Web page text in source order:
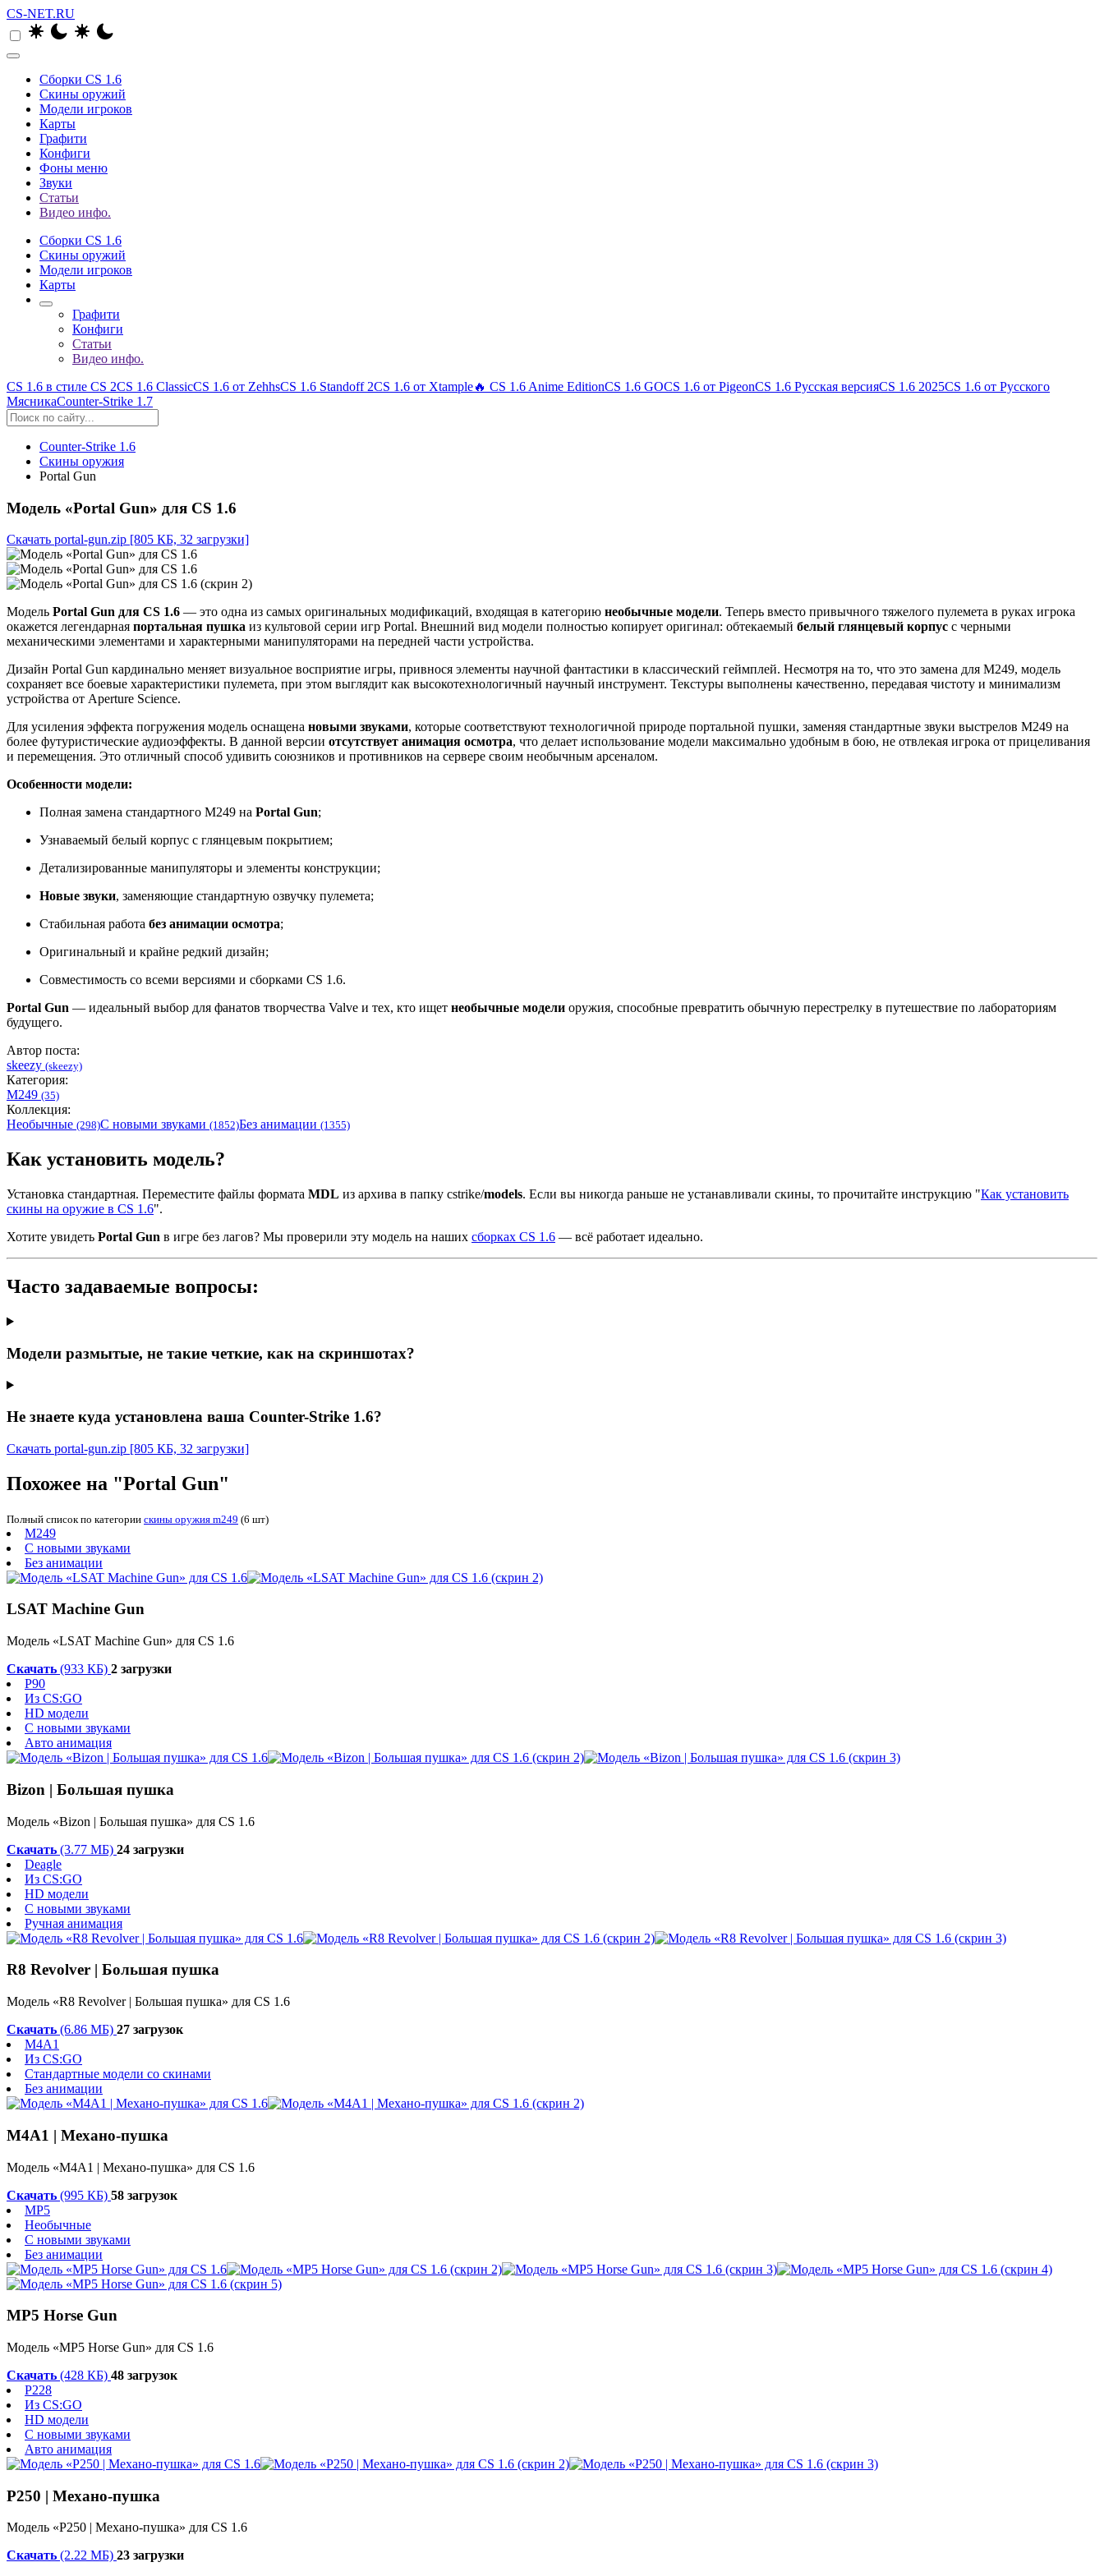
CS-NET.RU
Сборки CS 1.6
Скины оружий
Модели игроков
Карты
Графити
Конфиги
Фоны меню
Звуки
Статьи
Видео инфо.
Сборки CS 1.6
Скины оружий
Модели игроков
Карты
Графити
Конфиги
Статьи
Видео инфо.
CS 1.6 в стиле CS 2CS 1.6 ClassicCS 1.6 от ZehhsCS 1.6 Standoff 2CS 1.6 от Xtample🔥 CS 1.6 Anime EditionCS 1.6 GOCS 1.6 от PigeonCS 1.6 Русская версияCS 1.6 2025CS 1.6 от Русского
МясникаCounter-Strike 1.7
Counter-Strike 1.6
Скины оружия
Portal Gun
Модель «Portal Gun» для CS 1.6
Скачать portal-gun.zip [805 КБ, 32 загрузки]
Модель Portal Gun для CS 1.6 — это одна из самых оригинальных модификаций, входящая в категорию необычные модели. Теперь вместо привычного тяжелого пулемета в руках игрока
окажется легендарная портальная пушка из культовой серии игр Portal. Внешний вид модели полностью копирует оригинал: обтекаемый белый глянцевый корпус с черными
механическими элементами и характерными манипуляторами на передней части устройства.
Дизайн Portal Gun кардинально меняет визуальное восприятие игры, привнося элементы научной фантастики в классический геймплей. Несмотря на то, что это замена для M249, модель
сохраняет все боевые характеристики пулемета, при этом выглядит как высокотехнологичный научный инструмент. Текстуры выполнены качественно, передавая чистоту и минимализм
устройства от Aperture Science.
Для усиления эффекта погружения модель оснащена новыми звуками, которые соответствуют технологичной природе портальной пушки, заменяя стандартные звуки выстрелов M249 на
более футуристические аудиоэффекты. В данной версии отсутствует анимация осмотра, что делает использование модели максимально удобным в бою, не отвлекая игрока от прицеливания
и перемещения. Это отличный способ удивить союзников и противников на сервере своим необычным арсеналом.
Особенности модели:
Полная замена стандартного M249 на Portal Gun;
Узнаваемый белый корпус с глянцевым покрытием;
Детализированные манипуляторы и элементы конструкции;
Новые звуки, заменяющие стандартную озвучку пулемета;
Стабильная работа без анимации осмотра;
Оригинальный и крайне редкий дизайн;
Совместимость со всеми версиями и сборками CS 1.6.
Portal Gun — идеальный выбор для фанатов творчества Valve и тех, кто ищет необычные модели оружия, способные превратить обычную перестрелку в путешествие по лабораториям
будущего.
Автор поста:
skeezy (skeezy)
Категория:
M249 (35)
Коллекция:
Необычные (298)С новыми звуками (1852)Без анимации (1355)
Как установить модель?
Установка стандартная. Переместите файлы формата MDL из архива в папку cstrike/models. Если вы никогда раньше не устанавливали скины, то прочитайте инструкцию "Как установить
скины на оружие в CS 1.6".
Хотите увидеть Portal Gun в игре без лагов? Мы проверили эту модель на наших сборках CS 1.6 — всё работает идеально.
Часто задаваемые вопросы:
Модели размытые, не такие четкие, как на скриншотах?
Не знаете куда установлена ваша Counter-Strike 1.6?
Скачать portal-gun.zip [805 КБ, 32 загрузки]
Похожее на "Portal Gun"
Полный список по категории скины оружия m249 (6 шт)
M249
С новыми звуками
Без анимации
LSAT Machine Gun
Модель «LSAT Machine Gun» для CS 1.6
Скачать (933 КБ) 2 загрузки
P90
Из CS:GO
HD модели
С новыми звуками
Авто анимация
Bizon | Большая пушка
Модель «Bizon | Большая пушка» для CS 1.6
Скачать (3.77 МБ) 24 загрузки
Deagle
Из CS:GO
HD модели
С новыми звуками
Ручная анимация
R8 Revolver | Большая пушка
Модель «R8 Revolver | Большая пушка» для CS 1.6
Скачать (6.86 МБ) 27 загрузок
M4A1
Из CS:GO
Стандартные модели со скинами
Без анимации
M4A1 | Механо-пушка
Модель «M4A1 | Механо-пушка» для CS 1.6
Скачать (995 КБ) 58 загрузок
MP5
Необычные
С новыми звуками
Без анимации
MP5 Horse Gun
Модель «MP5 Horse Gun» для CS 1.6
Скачать (428 КБ) 48 загрузок
P228
Из CS:GO
HD модели
С новыми звуками
Авто анимация
P250 | Механо-пушка
Модель «P250 | Механо-пушка» для CS 1.6
Скачать (2.22 МБ) 23 загрузки